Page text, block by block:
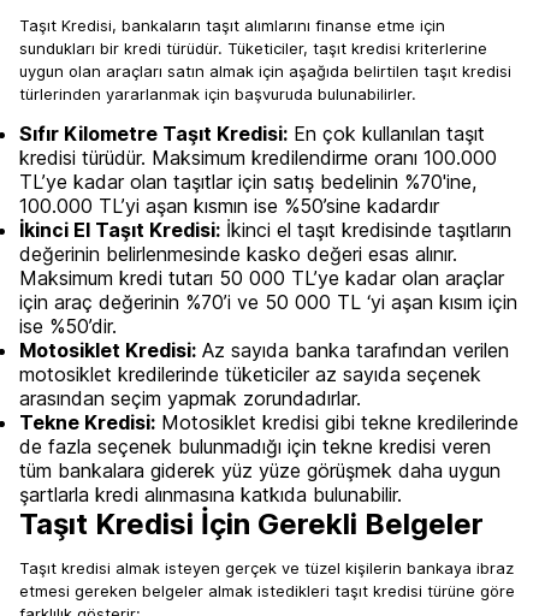
Taşıt Kredisi, bankaların taşıt alımlarını finanse etme için
sundukları bir kredi türüdür. Tüketiciler, taşıt kredisi kriterlerine
uygun olan araçları satın almak için aşağıda belirtilen taşıt kredisi
türlerinden yararlanmak için başvuruda bulunabilirler.
Sıfır Kilometre Taşıt Kredisi: En çok kullanılan taşıt
kredisi türüdür. Maksimum kredilendirme oranı 100.000
TL’ye kadar olan taşıtlar için satış bedelinin %70'ine,
100.000 TL’yi aşan kısmın ise %50’sine kadardır
İkinci El Taşıt Kredisi: İkinci el taşıt kredisinde taşıtların
değerinin belirlenmesinde kasko değeri esas alınır.
Maksimum kredi tutarı 50 000 TL’ye kadar olan araçlar
için araç değerinin %70’i ve 50 000 TL ‘yi aşan kısım için
ise %50’dir.
Motosiklet Kredisi: Az sayıda banka tarafından verilen
motosiklet kredilerinde tüketiciler az sayıda seçenek
arasından seçim yapmak zorundadırlar.
Tekne Kredisi: Motosiklet kredisi gibi tekne kredilerinde
de fazla seçenek bulunmadığı için tekne kredisi veren
tüm bankalara giderek yüz yüze görüşmek daha uygun
şartlarla kredi alınmasına katkıda bulunabilir.
Taşıt Kredisi İçin Gerekli Belgeler
Taşıt kredisi almak isteyen gerçek ve tüzel kişilerin bankaya ibraz
etmesi gereken belgeler almak istedikleri taşıt kredisi türüne göre